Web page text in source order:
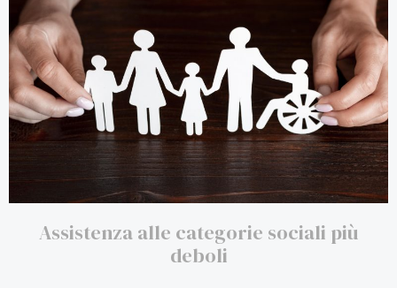
Assistenza alle categorie sociali più
deboli